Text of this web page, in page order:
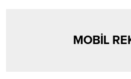
MOBİL